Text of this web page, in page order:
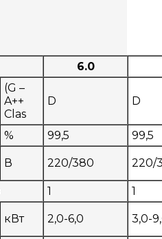
6.0
(G –
A++
Clas
D D
% 99,5
99,5
В 220/380 220/
1
1
кВт 2,0-6,0 3,0-